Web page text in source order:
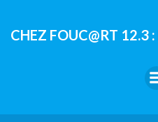
CHEZ FOUC@RT 12.3